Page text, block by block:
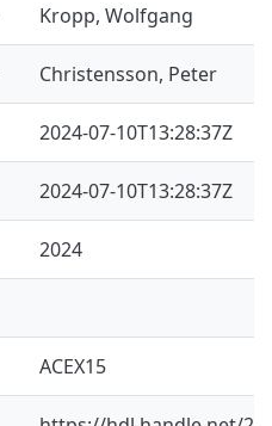
Kropp, Wolfgang
Christensson, Peter
2024-07-10T13:28:37Z
2024-07-10T13:28:37Z
2024
ACEX15